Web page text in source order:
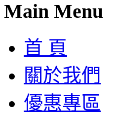
Main Menu
首 頁
關於我們
優惠專區